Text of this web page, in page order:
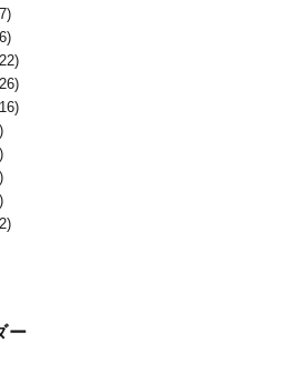
ー